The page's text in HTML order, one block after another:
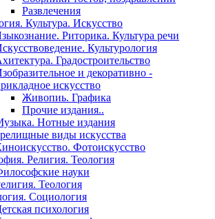
Развлечения
Культура. Искусство
Риторика. Культура речи
Культурология
Градостроительство
и декоративно -
искусство
Живопиь. Графика
Прочие издания..
Нотные издания
виды искусства
Фотоискусство
Религия. Теология
науки
Теология
Социология
психология